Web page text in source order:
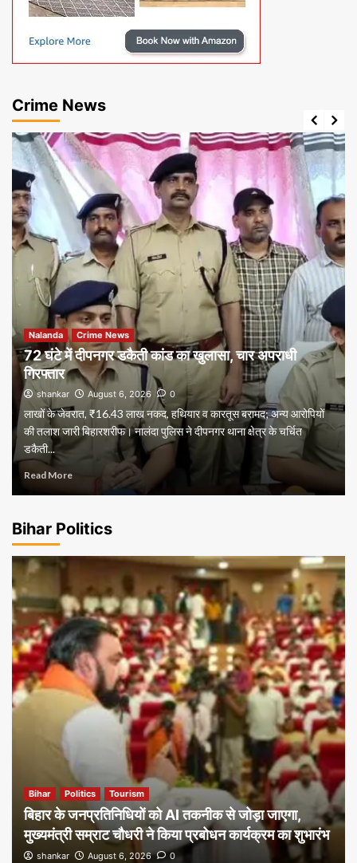
Crime News
Nalanda Crime News
72 घंटे में दीपनगर डकैती कांड का खुलासा, चार अपराधी
गिरफ्तार
shankar August 6, 2026 0
लाखों के जेवरात, ₹16.43 लाख नकद, हथियार व कारतूस बरामद; अन्य आरोपियों
की तलाश जारी बिहारशरीफ। नालंदा पुलिस ने दीपनगर थाना क्षेत्र के चर्चित
डकैती...
Read More
Bihar Politics
Bihar Politics Tourism
बिहार के जनप्रतिनिधियों को AI तकनीक से जोड़ा जाएगा,
मुख्यमंत्री सम्राट चौधरी ने किया प्रबोधन कार्यक्रम का शुभारंभ
shankar August 6, 2026 0